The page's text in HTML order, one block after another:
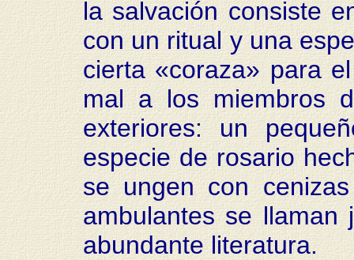
la salvación consiste
con un ritual y una
cierta «coraza» para
mal a los miembros
exteriores: un
especie de rosario
se ungen con
ambulantes se
abundante literatura.